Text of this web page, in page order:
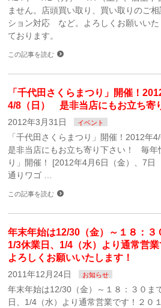
ません。店頭買い取り、買い取りのご
ション対応 など。よろしくお願いいた
ております。
この記事を読む
「千代田さくらまつり」開催！
4/8（日） 是非当店にもお立ち寄
2012年3月31日 イベント
「千代田さくらまつり」開催！2012
是非当店にもお立ち寄り下さい！ 毎年
り」開催！ [2012年4月6日（金）、7日
通りワゴ …
この記事を読む
年末年始は12/30（金）～１８：３
1/3休業日、1/4（水）より通常営
よろしくお願いいたします！
2011年12月24日 お知らせ
年末年始は12/30（金）～１８：３０ま
日、1/4（水）より通常営業です！２０